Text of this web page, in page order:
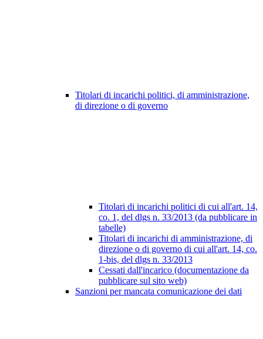
Titolari di incarichi politici, di amministrazione,
di direzione o di governo
Titolari di incarichi politici di cui all'art. 14,
co. 1, del dlgs n. 33/2013 (da pubblicare in
tabelle)
Titolari di incarichi di amministrazione, di
direzione o di governo di cui all'art. 14, co.
1-bis, del dlgs n. 33/2013
Cessati dall'incarico (documentazione da
pubblicare sul sito web)
Sanzioni per mancata comunicazione dei dati